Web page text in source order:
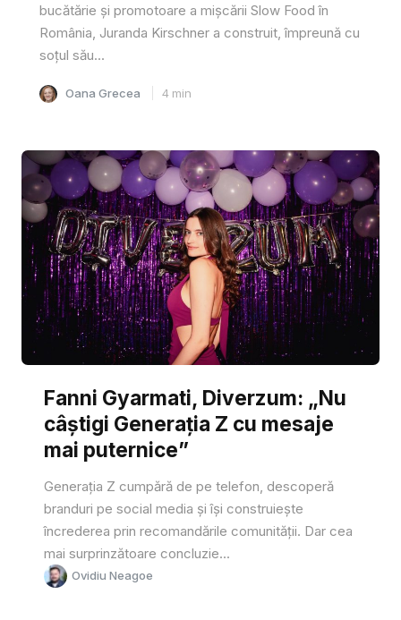
bucătărie și promotoare a mișcării Slow Food în
România, Juranda Kirschner a construit, împreună cu
soțul său...
Oana Grecea 4 min
Fanni Gyarmati, Diverzum: „Nu
câștigi Generația Z cu mesaje
mai puternice”
Generația Z cumpără de pe telefon, descoperă
branduri pe social media și își construiește
încrederea prin recomandările comunității. Dar cea
mai surprinzătoare concluzie...
Ovidiu Neagoe